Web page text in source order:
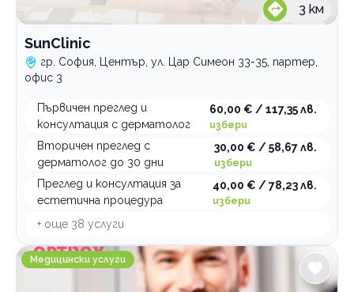
3 км
SunClinic
гр. София, Център, ул. Цар Симеон 33-35, партер,
офис 3
Първичен преглед и
консултация с дерматолог
60,00 € / 117,35 лв.
избери
Вторичен преглед с
дерматолог до 30 дни
30,00 € / 58,67 лв.
избери
Преглед и консултация за
естетична процедура
40,00 € / 78,23 лв.
избери
+ още 38 услуги
OptiBox Красна поляна
Медицински услуги